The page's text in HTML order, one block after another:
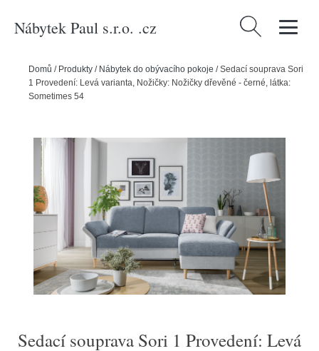
Nábytek Paul s.r.o. .cz Vyhledávání
Domů / Produkty / Nábytek do obývacího pokoje /Sedací souprava Sori
1 Provedení: Levá varianta, Nožičky: Nožičky dřevěné - černé, látka:
Sometimes 54
Sedací souprava Sori 1 Provedení: Levá